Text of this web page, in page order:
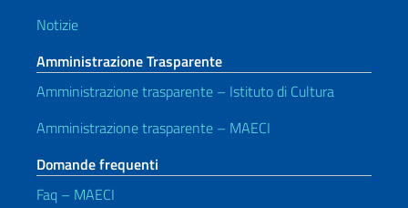
Notizie
Amministrazione Trasparente
Amministrazione trasparente – Istituto di Cultura
Amministrazione trasparente – MAECI
Domande frequenti
Faq – MAECI